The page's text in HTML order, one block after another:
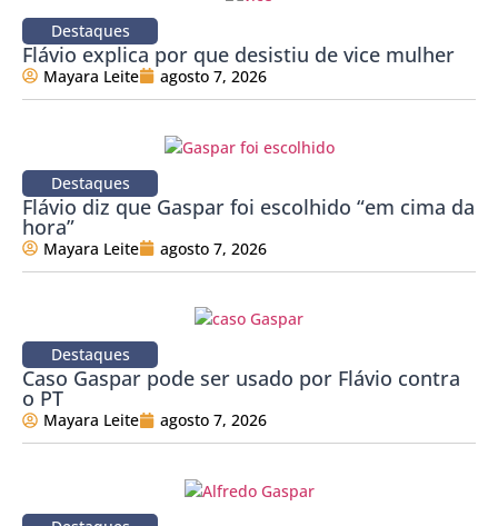
Destaques
Flávio explica por que desistiu de vice mulher
Mayara Leite agosto 7, 2026
Destaques
Flávio diz que Gaspar foi escolhido “em cima da
hora”
Mayara Leite agosto 7, 2026
Destaques
Caso Gaspar pode ser usado por Flávio contra
o PT
Mayara Leite agosto 7, 2026